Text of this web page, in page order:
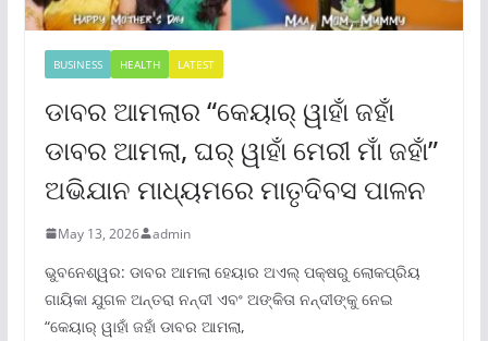
BUSINESS HEALTH LATEST
ଡାବର ଆମଲାର “କେୟାର୍ ୱାହାଁ ଜହାଁ
ଡାବର ଆମଲା, ଘର୍ ୱାହାଁ ମେରୀ ମାଁ ଜହାଁ”
ଅଭିଯାନ ମାଧ୍ୟମରେ ମାତୃଦିବସ ପାଳନ
May 13, 2026 admin
ଭୁବନେଶ୍ୱର: ଡାବର ଆମଲା ହେୟାର ଅଏଲ୍ ପକ୍ଷରୁ ଲୋକପ୍ରିୟ
ଗାୟିକା ଯୁଗଳ ଅନ୍ତରା ନନ୍ଦୀ ଏବଂ ଅଙ୍କିତା ନନ୍ଦୀଙ୍କୁ ନେଇ
“କେୟାର୍ ୱାହାଁ ଜହାଁ ଡାବର ଆମଲା,